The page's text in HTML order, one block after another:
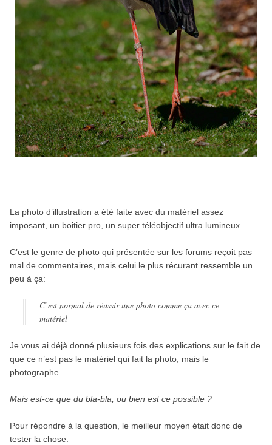
La photo d’illustration a été faite avec du matériel assez
imposant, un boitier pro, un super téléobjectif ultra lumineux.
C’est le genre de photo qui présentée sur les forums reçoit pas
mal de commentaires, mais celui le plus récurant ressemble un
peu à ça:
C’est normal de réussir une photo comme ça avec ce
matériel
Je vous ai déjà donné plusieurs fois des explications sur le fait de
que ce n’est pas le matériel qui fait la photo, mais le
photographe.
Mais est-ce que du bla-bla, ou bien est ce possible ?
Pour répondre à la question, le meilleur moyen était donc de
tester la chose.